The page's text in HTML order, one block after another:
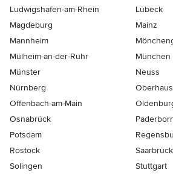
Ludwigshafen-am-Rhein
Lübeck
Magdeburg
Mainz
Mannheim
Mülheim-an-der-Ruhr
München
Münster
Neuss
Nürnberg
Offenbach-am-Main
Osnabrück
Potsdam
Rostock
Solingen
Stuttgart